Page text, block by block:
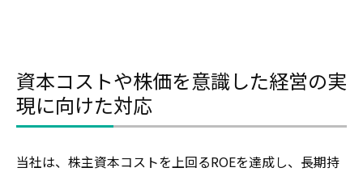
資本コストや株価を意識した経営の実
現に向けた対応
当社は、株主資本コストを上回るROEを達成し、長期持